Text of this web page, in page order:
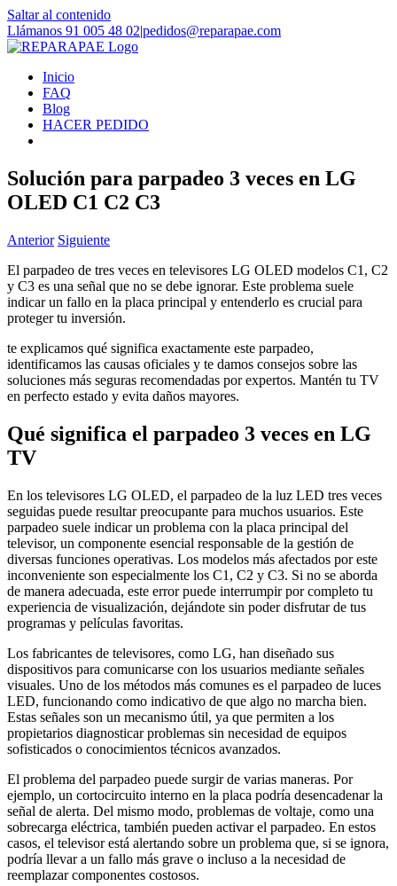
Saltar al contenido
Llámanos 91 005 48 02|pedidos@reparapae.com
Inicio
FAQ
Blog
HACER PEDIDO
Solución para parpadeo 3 veces en LG
OLED C1 C2 C3
Anterior Siguiente
El parpadeo de tres veces en televisores LG OLED modelos C1, C2
y C3 es una señal que no se debe ignorar. Este problema suele
indicar un fallo en la placa principal y entenderlo es crucial para
proteger tu inversión.
te explicamos qué significa exactamente este parpadeo,
identificamos las causas oficiales y te damos consejos sobre las
soluciones más seguras recomendadas por expertos. Mantén tu TV
en perfecto estado y evita daños mayores.
Qué significa el parpadeo 3 veces en LG
TV
En los televisores LG OLED, el parpadeo de la luz LED tres veces
seguidas puede resultar preocupante para muchos usuarios. Este
parpadeo suele indicar un problema con la placa principal del
televisor, un componente esencial responsable de la gestión de
diversas funciones operativas. Los modelos más afectados por este
inconveniente son especialmente los C1, C2 y C3. Si no se aborda
de manera adecuada, este error puede interrumpir por completo tu
experiencia de visualización, dejándote sin poder disfrutar de tus
programas y películas favoritas.
Los fabricantes de televisores, como LG, han diseñado sus
dispositivos para comunicarse con los usuarios mediante señales
visuales. Uno de los métodos más comunes es el parpadeo de luces
LED, funcionando como indicativo de que algo no marcha bien.
Estas señales son un mecanismo útil, ya que permiten a los
propietarios diagnosticar problemas sin necesidad de equipos
sofisticados o conocimientos técnicos avanzados.
El problema del parpadeo puede surgir de varias maneras. Por
ejemplo, un cortocircuito interno en la placa podría desencadenar la
señal de alerta. Del mismo modo, problemas de voltaje, como una
sobrecarga eléctrica, también pueden activar el parpadeo. En estos
casos, el televisor está alertando sobre un problema que, si se ignora,
podría llevar a un fallo más grave o incluso a la necesidad de
reemplazar componentes costosos.